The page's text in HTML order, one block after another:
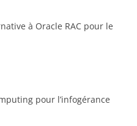
à Oracle RAC pour le
pour l’infogérance